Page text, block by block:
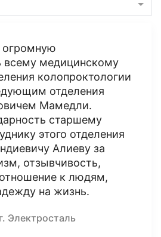
огромную
всему медицинскому
колопроктологии
отделения
Мамедли.
старшему
этого отделения
Алиеву за
отзывчивость,
к людям,
на жизнь.
Электросталь